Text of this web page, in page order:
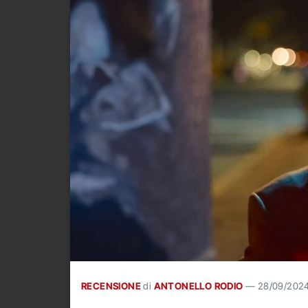
RECENSIONE di ANTONELLO RODIO — 28/09/